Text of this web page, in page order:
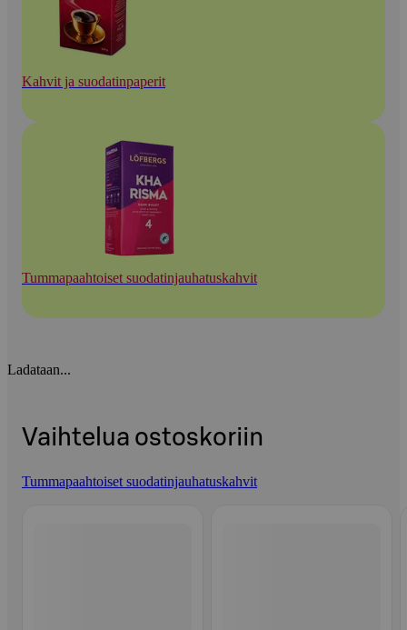
Kahvit ja suodatinpaperit
Tummapaahtoiset suodatinjauhatuskahvit
Ladataan...
Vaihtelua ostoskoriin
Tummapaahtoiset suodatinjauhatuskahvit